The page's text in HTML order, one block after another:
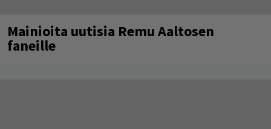
Mainioita uutisia Remu Aaltosen
faneille